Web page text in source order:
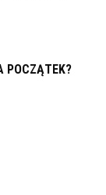
POCZĄTEK?